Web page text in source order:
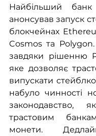
Найбільший  банк
анонсував запуск
блокчейнах
Cosmos та
завдяки рішенню
яке дозволяє
випускати
набуло чинності
законодавство,
трастовим
монети.